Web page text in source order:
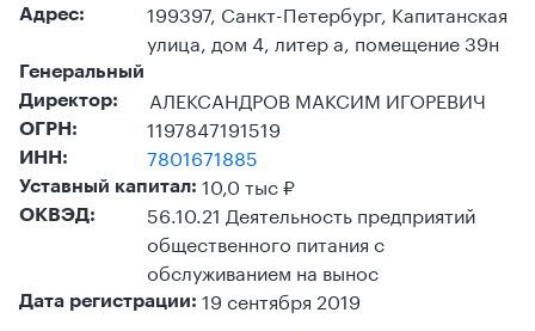
Адрес:
199397, Санкт-Петербург, Капитанская
улица, дом 4, литер а, помещение 39н
Генеральный
Директор:
АЛЕКСАНДРОВ МАКСИМ ИГОРЕВИЧ
ОГРН: 1197847191519
ИНН: 7801671885
Уставный капитал: 10,0 тыс ₽
ОКВЭД:
56.10.21 Деятельность предприятий
общественного питания с
обслуживанием на вынос
Дата регистрации: 19 сентября 2019